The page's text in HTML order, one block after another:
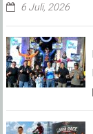
6 Juli, 2026